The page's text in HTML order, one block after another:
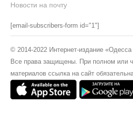
Новости на почту
[email-subscribers-form id="1"]
© 2014-2022 Интернет-издание
Все права защищены. При полном или
материалов ссылка на сайт